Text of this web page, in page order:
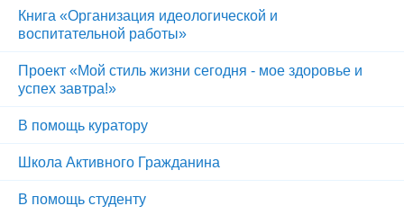
Книга «Организация идеологической и
воспитательной работы»
Проект «Мой стиль жизни сегодня - мое здоровье и
успех завтра!»
В помощь куратору
Школа Активного Гражданина
В помощь студенту